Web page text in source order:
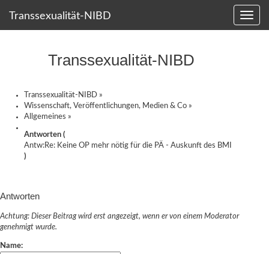
Transsexualität-NIBD
Transsexualität-NIBD
Transsexualität-NIBD »
Wissenschaft, Veröffentlichungen, Medien & Co »
Allgemeines »
Antworten (
Antw:Re: Keine OP mehr nötig für die PÄ - Auskunft des BMI
)
Antworten
Achtung: Dieser Beitrag wird erst angezeigt, wenn er von einem Moderator
genehmigt wurde.
Name: